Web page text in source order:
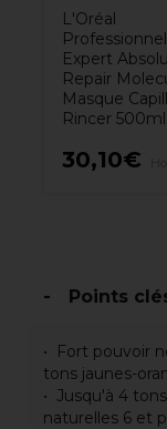
L'Oréal
Expert
Repair
Masque
Rincer 500ml
30,10€
Points
Fort pouvoir
tons jaunes-
Jusqu'à 4
naturelles 6 et